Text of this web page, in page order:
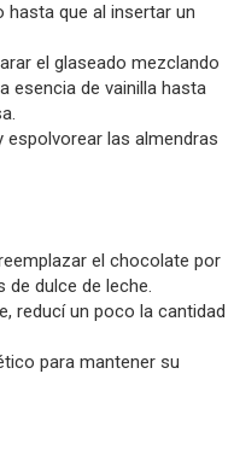
que al insertar un
el glaseado mezclando
esencia de vainilla hasta
espolvorear las almendras
el chocolate por
dulce de leche.
reducí un poco la cantidad
para mantener su